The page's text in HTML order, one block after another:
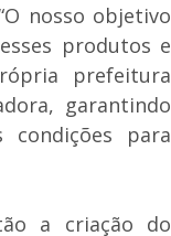
nosso objetivo
produtos e
prefeitura
garantindo
condições para
a criação do